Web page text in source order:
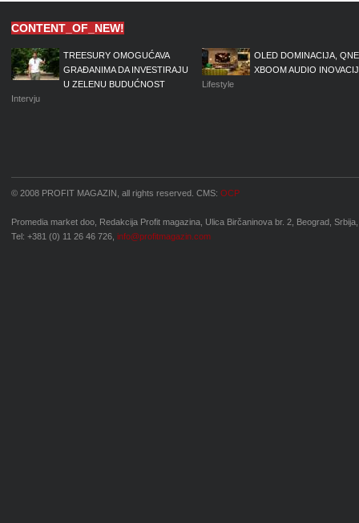
CONTENT_OF_NEW!
TREESURY OMOGUĆAVA
GRAĐANIMA DA INVESTIRAJU
U ZELENU BUDUĆNOST
Intervju
OLED DOMINACIJA,
XBOOM AUDIO
Lifestyle
© 2008 PROFIT MAGAZIN, all rights reserved. CMS: OCP
Promedia market doo, Redakcija Profit magazina, Ulica Birčaninova br. 2, Beograd, Srbija,
Tel: +381 (0) 11 26 46 726, info@profitmagazin.com